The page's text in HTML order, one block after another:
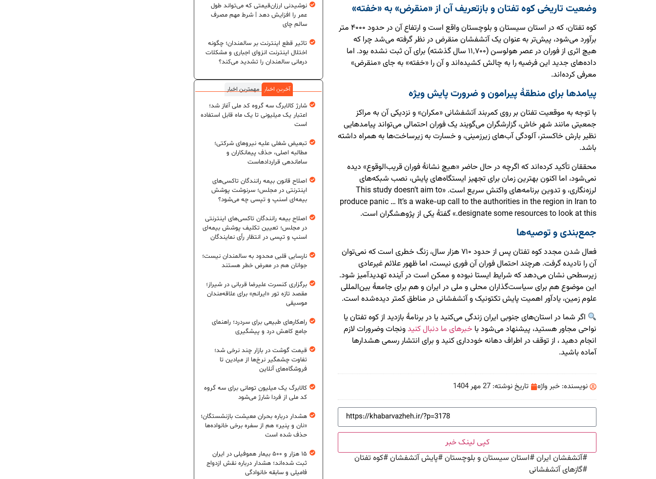
وضعیت تاریخی کوه تفتان و بازتعریف آن از «منقرض» به «خفته»
کوه تفتان، که در استان سیستان و بلوچستان واقع است و ارتفاع آن در حدود ۴۰۰۰ متر
برآورد می‌شود، پیش‌تر به عنوان یک آتشفشان منقرض در نظر گرفته می‌شد چرا که
هیچ اثری از فوران در عصر هولوسن (۱۱٬۷۰۰ سال گذشته) برای آن ثبت نشده بود. اما
داده‌های جدید این فرضیه را به چالش کشیده‌اند و آن را «خفته» به جای «منقرض»
معرفی کرده‌اند.
پیامدها برای منطقهٔ پیرامون و ضرورت پایش ویژه
با توجه به موقعیت تفتان بر روی کمربند آتشفشانی «مکران» و نزدیکی آن به مراکز
جمعیتی مانند شهرِ خاش، گزارشگران می‌گویند یک فوران احتمالی می‌تواند پیامدهایی
نظیر بارش خاکستر، آلودگی آب‌های زیرزمینی، و خسارت به زیرساخت‌ها به همراه داشته
باشد.
محققان تأکید کرده‌اند که اگرچه در حال حاضر «هیچ نشانهٔ فوران قریب‌الوقوع» دیده
نمی‌شود، اما اکنون بهترین زمان برای تجهیز ایستگاه‌های پایش، نصب شبکه‌های
لرزه‌نگاری، و تدوین برنامه‌های واکنش سریع است. «This study doesn’t aim to
produce panic … It’s a wake-up call to the authorities in the region in Iran to
designate some resources to look at this.» گفتهٔ یکی از پژوهشگران است.
جمع‌بندی و توصیه‌ها
فعال شدن مجدد کوه تفتان پس از حدود ۷۱۰ هزار سال، زنگ خطری است که نمی‌توان
آن را نادیده گرفت. هرچند احتمال فوران آن فوری نیست، اما ظهور علائم غیرعادی
زیرسطحی نشان می‌دهد که شرایط ایستا نبوده و ممکن است در آینده تهدیدآمیز شود.
این موضوع هم برای سیاست‌گذاران محلی و ملی در ایران و هم برای جامعهٔ بین‌المللی
علوم زمین، یادآور اهمیت پایش تکتونیک و آتشفشانی در مناطق کمتر دیده‌شده است.
اگر شما در استان‌های جنوبی ایران زندگی می‌کنید یا در برنامهٔ بازدید از کوه تفتان یا
نواحی مجاور هستید، پیشنهاد می‌شود با خبرهای ما دنبال کنیدونجات وضرورات لازم
انجام دهید ، از توقف در اطراف دهانه خودداری کنید و برای انتشار رسمی هشدارها
آماده باشید.
نویسنده: خبر واژه تاریخ نوشته: 27 مهر 1404
کپی لینک خبر
#آتشفشان ایران#استان سیستان و بلوچستان#پایش آتشفشان#کوه تفتان
#گازهای آتشفشانی
نوشیدنی ارزان‌قیمتی که می‌تواند طول
عمر را افزایش دهد | شرط مهم مصرف
سالم چای
تاثیر قطع اینترنت بر سالمندان؛ چگونه
اختلال اینترنت انزوای اجباری و مشکلات
درمانی سالمندان را تشدید می‌کند؟
آخرین اخبار
مهمترین اخبار
شارژ کالابرگ سه گروه کد ملی آغاز شد؛
اعتبار یک میلیونی تا یک ماه قابل استفاده
است
تبعیض شغلی علیه نیروهای شرکتی؛
مطالبه اصلی، حذف پیمانکاران و
ساماندهی قراردادهاست
اصلاح قانون بیمه رانندگان تاکسی‌های
اینترنتی در مجلس؛ سرنوشت پوشش
بیمه‌ای اسنپ و تپسی چه می‌شود؟
اصلاح بیمه رانندگان تاکسی‌های اینترنتی
در مجلس؛ تعیین تکلیف پوشش بیمه‌ای
اسنپ و تپسی در انتظار رأی نمایندگان
نارسایی قلبی محدود به سالمندان نیست؛
جوانان هم در معرض خطر هستند
برگزاری کنسرت علیرضا قربانی در شیراز؛
مقصد تازه تور «ایرانم» برای علاقه‌مندان
موسیقی
راهکارهای طبیعی برای سردرد؛ راهنمای
جامع کاهش درد و پیشگیری
قیمت گوشت در بازار چند نرخی شد؛
تفاوت چشمگیر نرخ‌ها از میادین تا
فروشگاه‌های آنلاین
کالابرگ یک میلیون تومانی برای سه گروه
کد ملی از فردا شارژ می‌شود
هشدار درباره بحران معیشت بازنشستگان؛
«نان و پنیر» هم از سفره برخی خانواده‌ها
حذف شده است
۱۵ هزار و ۵۰۰ بیمار هموفیلی در ایران
ثبت شده‌اند؛ هشدار درباره نقش ازدواج
فامیلی و سابقه خانوادگی